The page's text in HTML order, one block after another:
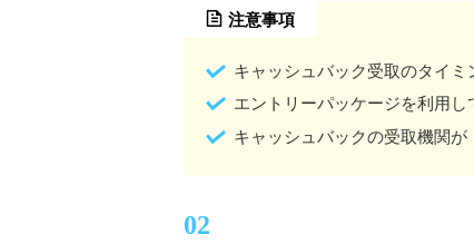
注意事項
キャッシュバック受取のタイ
エントリーパッケージを利用
キャッシュバックの受取機関